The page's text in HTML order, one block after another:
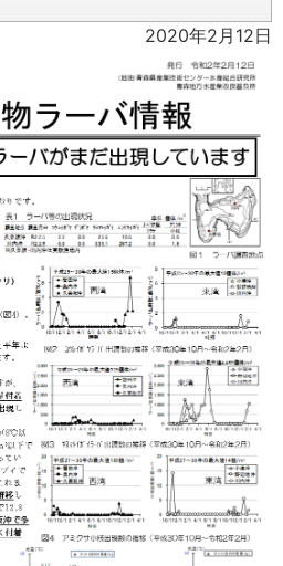
2020年2月12日